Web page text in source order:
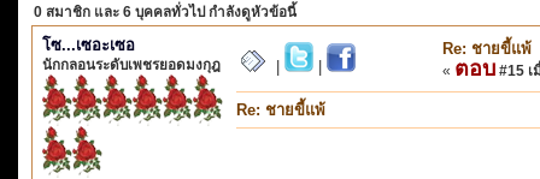
0 สมาชิก และ 6 บุคคลทั่วไป กำลังดูหัวข้อนี้
โซ...เซอะเซอ
นักกลอนระดับเพชรยอดมงกุฎ
Re: ชายขี้แพ้
« ตอบ #15 เ
Re: ชายขี้แพ้